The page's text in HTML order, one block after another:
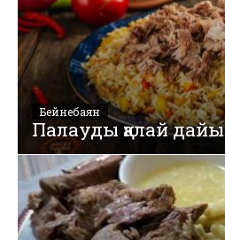
Бейнебаян
Палауды қалай